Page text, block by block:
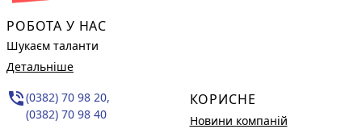
РОБОТА У НАС
Шукаєм таланти
Детальніше
phone_in_talk(0382) 70 98 20,
(0382) 70 98 40
КОРИСНЕ
Новини компаній